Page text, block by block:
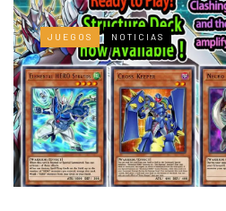
JUEGOS NOTICIAS